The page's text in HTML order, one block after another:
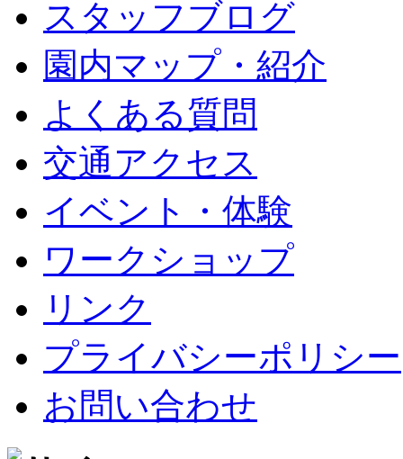
スタッフブログ
園内マップ・紹介
よくある質問
交通アクセス
イベント・体験
ワークショップ
リンク
プライバシーポリシー
お問い合わせ